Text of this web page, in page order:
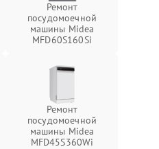
Ремонт
посудомоечной
машины Midea
MFD60S160Si
Ремонт
посудомоечной
машины Midea
MFD45S360Wi